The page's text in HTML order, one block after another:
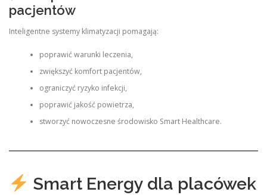
pacjentów
Inteligentne systemy klimatyzacji pomagają:
poprawić warunki leczenia,
zwiększyć komfort pacjentów,
ograniczyć ryzyko infekcji,
poprawić jakość powietrza,
stworzyć nowoczesne środowisko Smart Healthcare.
Smart Energy dla placówek